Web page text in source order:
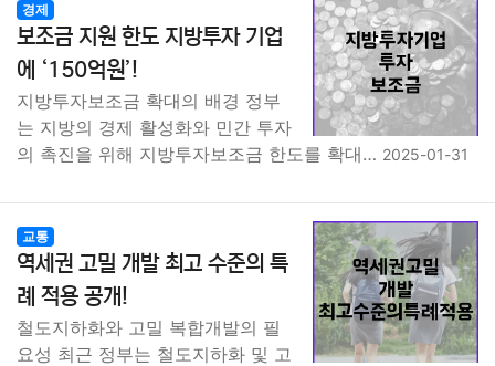
경제
보조금 지원 한도 지방투자 기업
에 ‘150억원’!
지방투자보조금 확대의 배경 정부
는 지방의 경제 활성화와 민간 투자
의 촉진을 위해 지방투자보조금 한도를 확대… 2025-01-31
교통
역세권 고밀 개발 최고 수준의 특
례 적용 공개!
철도지하화와 고밀 복합개발의 필
요성 최근 정부는 철도지하화 및 고